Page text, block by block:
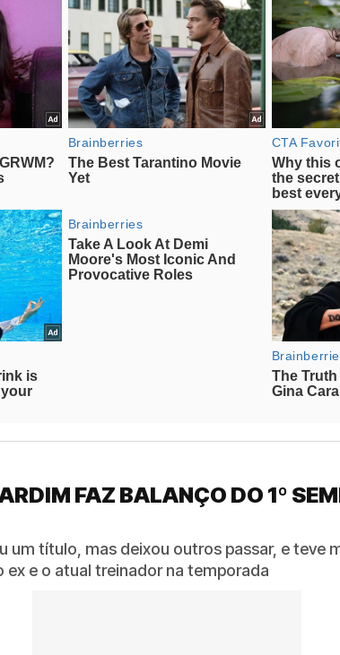
FAZ BALANÇO DO 1º
um título, mas deixou outros passar, e teve
ex e o atual treinador na temporada